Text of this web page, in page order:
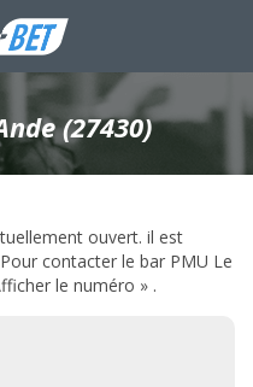
(27430)
ouvert. il est
contacter le bar PMU Le
le numéro » .